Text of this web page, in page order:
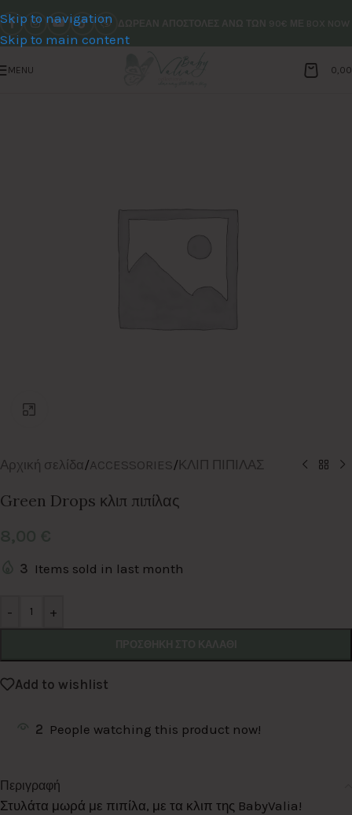
Skip to navigation
Skip to main content
MENU
Αρχική σελίδα/ACCESSORIES/ΚΛΙΠ ΠΙΠΙΛΑΣ
Green Drops κλιπ πιπίλας
3 Items sold in last month
- +
Alternative:
Add to wishlist
2 People watching this product now!
Περιγραφή
Στυλάτα μωρά με πιπίλα, με τα κλιπ της BabyValia!